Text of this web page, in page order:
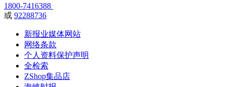
1800-7416388
或 92288736
新报业媒体网站
网络条款
个人资料保护声明
全检索
ZShop集品店